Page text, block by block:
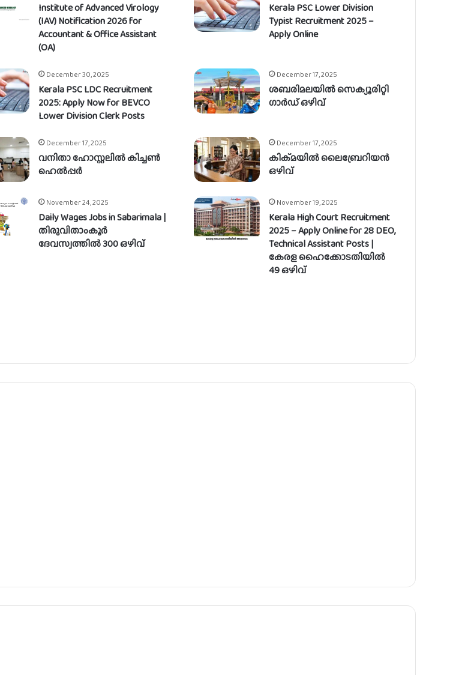
Institute of Advanced Virology
(IAV) Notification 2026 for
Accountant & Office Assistant
(OA)
Kerala PSC Lower Division
Typist Recruitment 2025 –
Apply Online
December 30, 2025
Kerala PSC LDC Recruitment
2025: Apply Now for BEVCO
Lower Division Clerk Posts
December 17, 2025
ശബരിമലയിൽ സെക്യൂരിറ്റി
ഗാർഡ് ഒഴിവ്
December 17, 2025
വനിതാ ഹോസ്റ്റലിൽ കിച്ചൺ
ഹെൽപ്പർ
December 17, 2025
കിക്മയിൽ ലൈബ്രേറിയൻ
ഒഴിവ്
November 24, 2025
Daily Wages Jobs in Sabarimala |
തിരുവിതാംകൂർ
ദേവസ്വത്തിൽ 300 ഒഴിവ്
November 19, 2025
Kerala High Court Recruitment
2025 – Apply Online for 28 DEO,
Technical Assistant Posts |
കേരള ഹൈക്കോടതിയിൽ
49 ഒഴിവ്